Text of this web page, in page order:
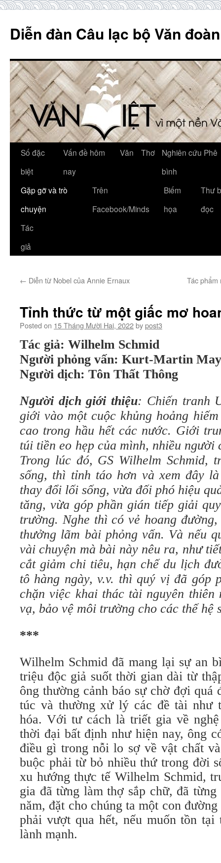
content
Diễn đàn Câu lạc bộ Văn
Số đặc
biệt
Vấn đề hôm
nay
Văn Thơ
Nghiên cứu Phê
bình
Gặp gỡ và trò
chuyện
Trên
Facebook/Minds
Biếm
họa
Thư
đọc
Tác
giả
← Diễn từ Nobel của Annie Ernaux Tác phẩm
Tỉnh thức từ một giấc mơ
Posted on 15 Tháng Mười Hai, 2022bypost3
Tác giả: Wilhelm Schmid
Người phỏng vấn: Kurt-Martin
Người dịch: Tôn Thất Thông
Người dịch giới thiệu: Chiến tranh
giới vào một cuộc khủng hoảng
cao trong hầu hết các nước. Giới
túi tiền eo hẹp của mình, nhiều người
Trong lúc đó, GS Wilhelm Schmid,
sống, thì tỉnh táo hơn và xem đây
thay đổi lối sống, vừa đối phó hiệu
tăng, vừa góp phần gián tiếp giải
trường. Nghe thì có vẻ hoang
thưởng lãm bài phỏng vấn. Và nếu
vài chuyện mà bài này nêu ra, như
cắt giảm chi tiêu, hạn chế du lịch
tô hàng ngày, v.v. thì quý vị đã góp
chặn việc khai thác tài nguyên thiên
vạ, bảo vệ môi trường cho các thế hệ
***
Wilhelm Schmid đã mang lại sự an
triệu độc giả suốt thời gian dài từ
ông thường cảnh báo sự chờ đợi quá
túc và thường xử lý các đề tài như
hóa. Với tư cách là triết gia về
thời đại bất định như hiện nay, ông
điều gì trong nỗi lo sợ về vật chất
buộc phải từ bỏ nhiều thứ trong đời
xu hướng thực tế Wilhelm Schmid,
gia đã từng làm thợ sắp chữ, đã
năm, đặt cho chúng ta một con
phải vượt qua hết, nếu muốn tồn tại
lành mạnh.